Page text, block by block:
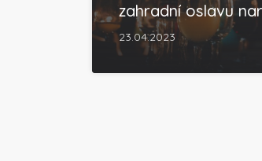
zahradní oslavu
23.04.2023